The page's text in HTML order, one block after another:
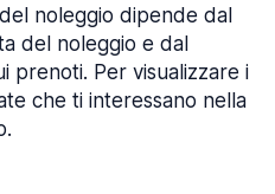
noleggio dipende dal
del noleggio e dal
prenoti. Per visualizzare i
che ti interessano nella